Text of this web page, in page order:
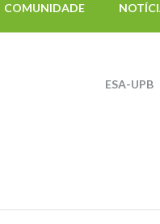
COMUNIDADE
ESA-UPB